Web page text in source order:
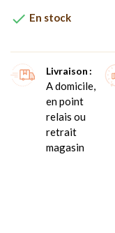
 En stock
Livraison
A domicile,
en point
relais ou
retrait
magasin